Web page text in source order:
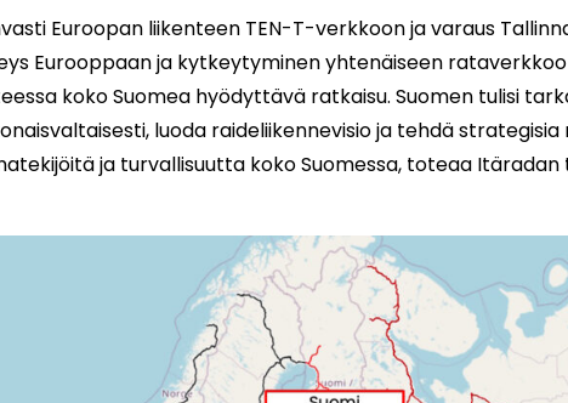
Euroopan liikenteen TEN-T-verkkoon ja varaus
Eurooppaan ja kytkeytyminen yhtenäiseen
koko Suomea hyödyttävä ratkaisu. Suomen tulisi
luoda raideliikennevisio ja tehdä
ja turvallisuutta koko Suomessa, toteaa